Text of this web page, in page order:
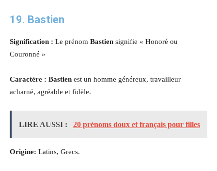
19. Bastien
Signification : Le prénom Bastien signifie « Honoré ou
Couronné »
Caractère : Bastien est un homme généreux, travailleur
acharné, agréable et fidèle.
LIRE AUSSI : 20 prénoms doux et français pour filles
Origine: Latins, Grecs.